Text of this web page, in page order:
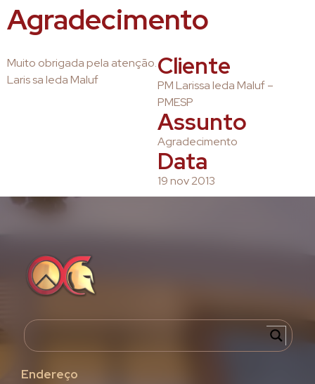
Agradecimento
Muito obrigada pela atenção.
Laris sa Ieda Maluf
Cliente
PM Larissa Ieda Maluf –
PMESP
Assunto
Agradecimento
Data
19 nov 2013
Endereço